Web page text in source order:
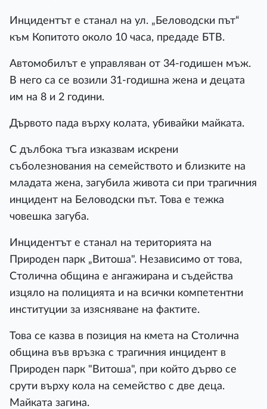
Инцидентът е станал на ул. „Беловодски път“
към Копитото около 10 часа, предаде БТВ.
Автомобилът е управляван от 34-годишен мъж.
В него са се возили 31-годишна жена и децата
им на 8 и 2 години.
Дървото пада върху колата, убивайки майката.
С дълбока тъга изказвам искрени
съболезнования на семейството и близките на
младата жена, загубила живота си при трагичния
инцидент на Беловодски път. Това е тежка
човешка загуба.
Инцидентът е станал на територията на
Природен парк „Витоша". Независимо от това,
Столична община е ангажирана и съдейства
изцяло на полицията и на всички компетентни
институции за изясняване на фактите.
Това се казва в позиция на кмета на Столична
община във връзка с трагичния инцидент в
Природен парк "Витоша", при който дърво се
срути върху кола на семейство с две деца.
Майката загина.